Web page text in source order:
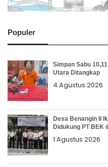
Populer
Simpan Sabu
Utara Ditangkap
4 Agustus 2026
Desa Benangin II
Didukung PT BEK
1 Agustus 2026